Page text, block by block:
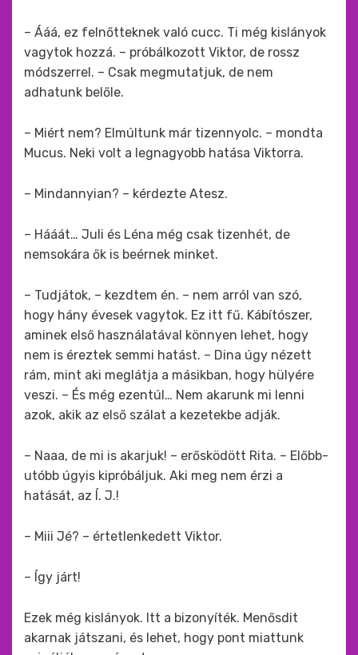
– Ááá, ez felnőtteknek való cucc. Ti még kislányok
vagytok hozzá. – próbálkozott Viktor, de rossz
módszerrel. – Csak megmutatjuk, de nem
adhatunk belőle.
– Miért nem? Elmúltunk már tizennyolc. – mondta
Mucus. Neki volt a legnagyobb hatása Viktorra.
– Mindannyian? – kérdezte Atesz.
– Hááát… Juli és Léna még csak tizenhét, de
nemsokára ők is beérnek minket.
– Tudjátok, – kezdtem én. – nem arról van szó,
hogy hány évesek vagytok. Ez itt fű. Kábítószer,
aminek első használatával könnyen lehet, hogy
nem is éreztek semmi hatást. – Dina úgy nézett
rám, mint aki meglátja a másikban, hogy hülyére
veszi. – És még ezentúl… Nem akarunk mi lenni
azok, akik az első szálat a kezetekbe adják.
– Naaa, de mi is akarjuk! – erősködött Rita. – Előbb-
utóbb úgyis kipróbáljuk. Aki meg nem érzi a
hatását, az Í. J.!
– Miii Jé? – értetlenkedett Viktor.
– Így járt!
Ezek még kislányok. Itt a bizonyíték. Menősdit
akarnak játszani, és lehet, hogy pont miattunk